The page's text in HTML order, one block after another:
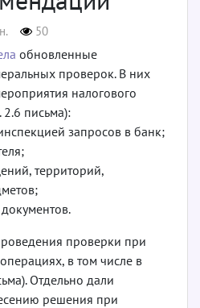
50
обновленные
проверок. В них
налогового
2.6 письма):
запросов в банк;
территорий,
проверки при
в том числе в
Отдельно дали
решения при